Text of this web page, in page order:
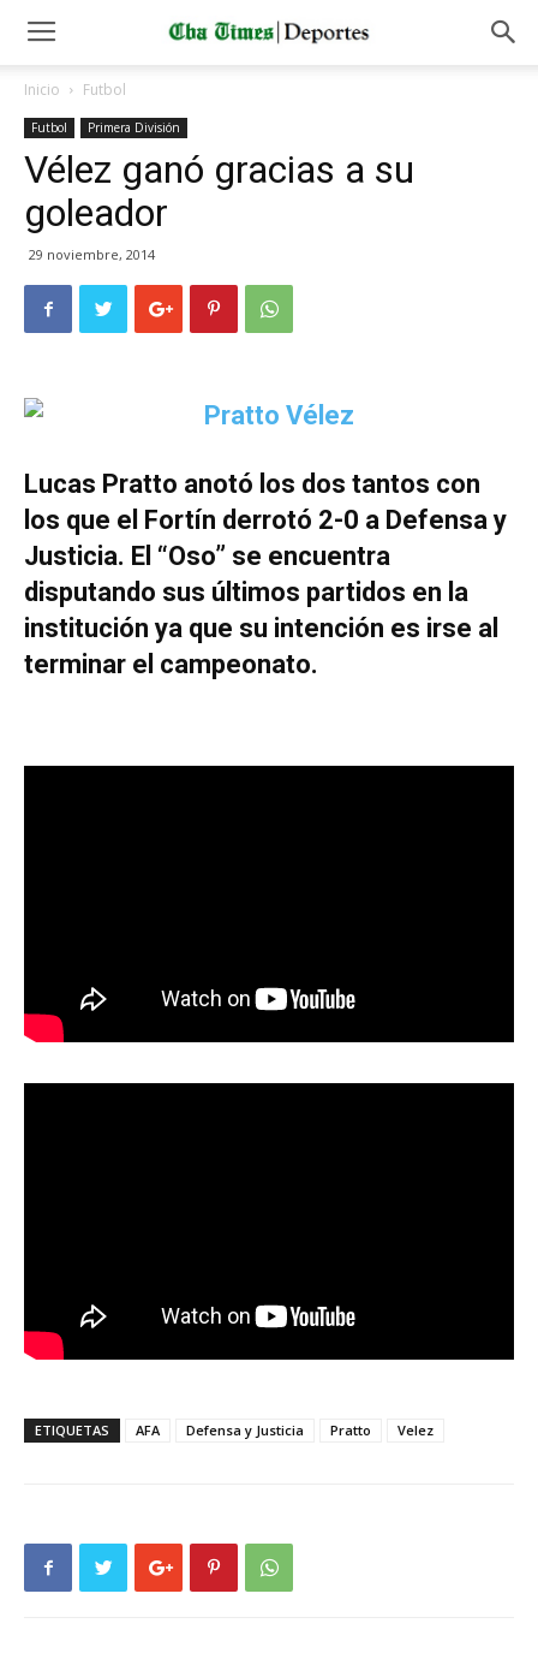
Inicio Futbol
Futbol Primera División
Vélez ganó gracias a su
goleador
29 noviembre, 2014
Lucas Pratto anotó los dos tantos con
los que el Fortín derrotó 2-0 a Defensa y
Justicia. El “Oso” se encuentra
disputando sus últimos partidos en la
institución ya que su intención es irse al
terminar el campeonato.
ETIQUETAS AFA Defensa y Justicia Pratto Velez